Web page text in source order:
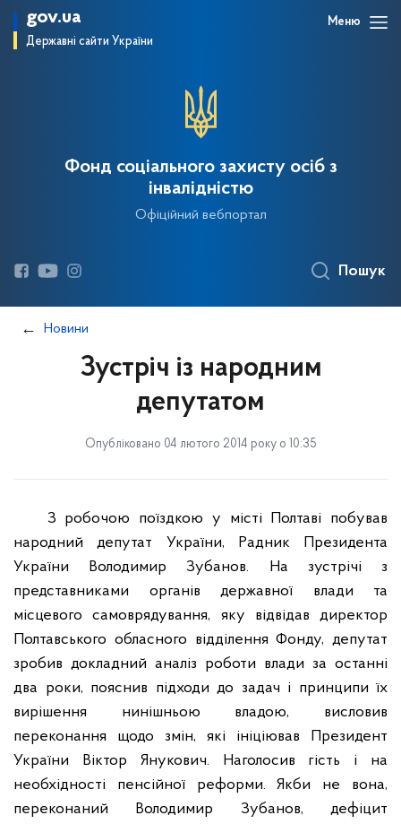
gov.ua
Державні сайти України
Меню
Фонд соціального захисту осіб з
інвалідністю
Офіційний вебпортал
Пошук
Новини
Зустріч із народним
депутатом
Опубліковано 04 лютого 2014 року о 10:35
З робочою поїздкою у місті Полтаві побував
народний депутат України, Радник Президента
України Володимир Зубанов. На зустрічі з
представниками органів державної влади та
місцевого самоврядування, яку відвідав директор
Полтавського обласного відділення Фонду, депутат
зробив докладний аналіз роботи влади за останні
два роки, пояснив підходи до задач і принципи їх
вирішення нинішньою владою, висловив
переконання щодо змін, які ініціював Президент
України Віктор Янукович. Наголосив гість і на
необхідності пенсійної реформи. Якби не вона,
переконаний Володимир Зубанов, дефіцит